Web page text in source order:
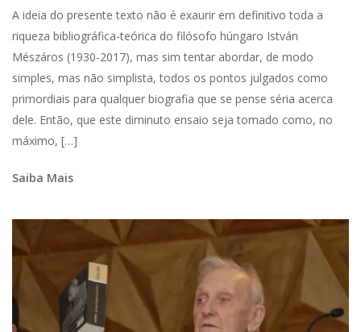
A ideia do presente texto não é exaurir em definitivo toda a
riqueza bibliográfica-teórica do filósofo húngaro István
Mészáros (1930-2017), mas sim tentar abordar, de modo
simples, mas não simplista, todos os pontos julgados como
primordiais para qualquer biografia que se pense séria acerca
dele. Então, que este diminuto ensaio seja tomado como, no
máximo, […]
Saiba Mais